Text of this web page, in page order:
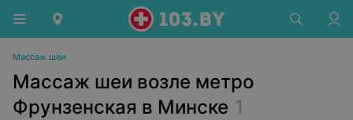
Массаж шеи
Массаж шеи возле метро
Фрунзенская в Минске 1